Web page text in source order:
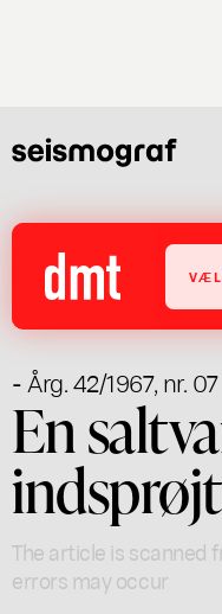
- Årg. 42/1967, nr. 07
En
The article is scanned
errors may occur